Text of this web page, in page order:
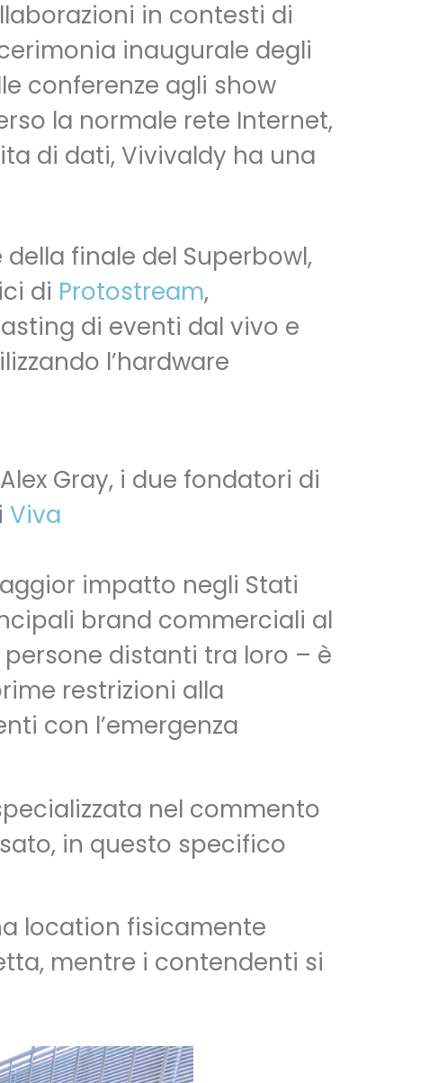
services Where to buy Contacts
in contesti di
inaugurale degli
conferenze agli show
la normale rete Internet,
di dati, Vivivaldy ha una
finale del Superbowl,
di Protostream,
di eventi dal vivo e
l’hardware
Gray, i due fondatori di
Viva
impatto negli Stati
brand commerciali al
distanti tra loro – è
restrizioni alla
con l’emergenza
nel commento
in questo specifico
location fisicamente
mentre i contendenti si